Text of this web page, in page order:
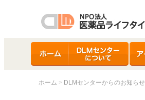
て
ホーム > DLMセンターからのお知らせ